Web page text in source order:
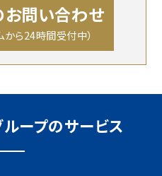
お問い合わせ
から24時間受付中）
ープのサービス